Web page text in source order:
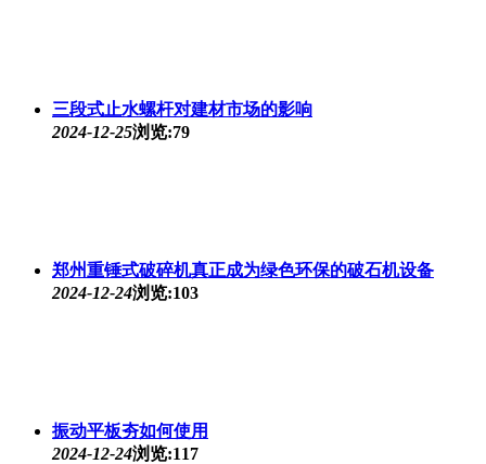
三段式止水螺杆对建材市场的影响
2024-12-25浏览:79
郑州重锤式破碎机真正成为绿色环保的破石机设备
2024-12-24浏览:103
振动平板夯如何使用
2024-12-24浏览:117